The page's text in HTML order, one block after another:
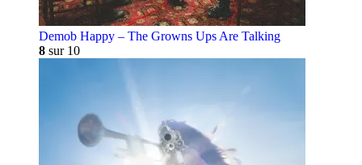
Demob Happy – The Growns Ups Are Talking
8 sur 10